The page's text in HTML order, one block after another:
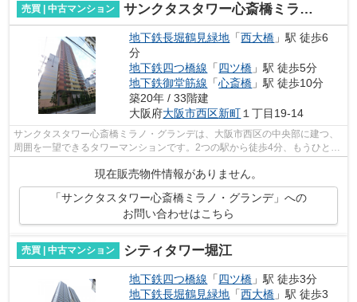
売買 | 中古マンション サンクタスタワー心斎橋ミラノ・グランデ
地下鉄長堀鶴見緑地 「西大橋 」駅 徒歩6
分
地下鉄四つ橋線 「四ツ橋 」駅 徒歩5分
地下鉄御堂筋線 「心斎橋 」駅 徒歩10分
築20年 / 33階建
大阪府大阪市西区新町 １丁目19-14
サンクタスタワー心斎橋ミラノ・グランデは、大阪市西区の中央部に建つ、
周囲を一望できるタワーマンションです。2つの駅から徒歩4分、もうひとつ
現在販売物件情報がありません。
「サンクタスタワー心斎橋ミラノ・グランデ」への
お問い合わせはこちら
売買 | 中古マンション シティタワー堀江
地下鉄四つ橋線 「四ツ橋 」駅 徒歩3分
地下鉄長堀鶴見緑地 「西大橋 」駅 徒歩3